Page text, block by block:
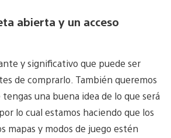
abierta y un acceso
y significativo que puede ser
de comprarlo. También queremos
una buena idea de lo que será
lo cual estamos haciendo que los
mapas y modos de juego estén